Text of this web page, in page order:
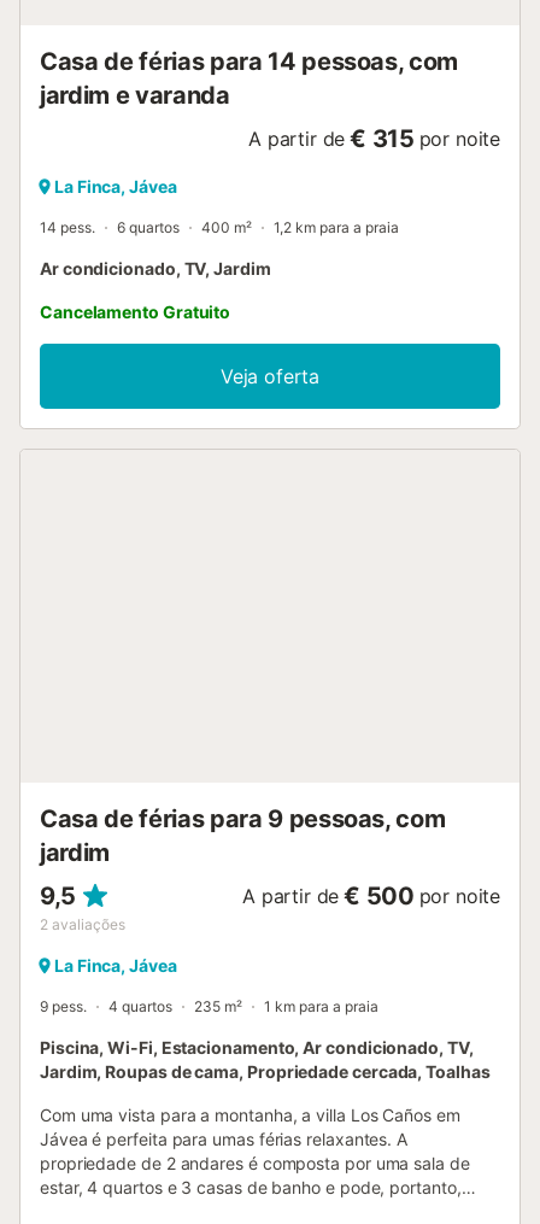
Casa de férias para 14 pessoas, com
jardim e varanda
A partir de € 315 por noite
La Finca, Jávea
14 pess. 6 quartos 400 m² 1,2 km para a praia
Ar condicionado, TV, Jardim
Cancelamento Gratuito
Veja oferta
Casa de férias para 9 pessoas, com
jardim
9,5
2 avaliações
A partir de € 500 por noite
La Finca, Jávea
9 pess. 4 quartos 235 m² 1 km para a praia
Piscina, Wi-Fi, Estacionamento, Ar condicionado, TV,
Jardim, Roupas de cama, Propriedade cercada, Toalhas
Com uma vista para a montanha, a villa Los Caños em
Jávea é perfeita para umas férias relaxantes. A
propriedade de 2 andares é composta por uma sala de
estar, 4 quartos e 3 casas de banho e pode, portanto,